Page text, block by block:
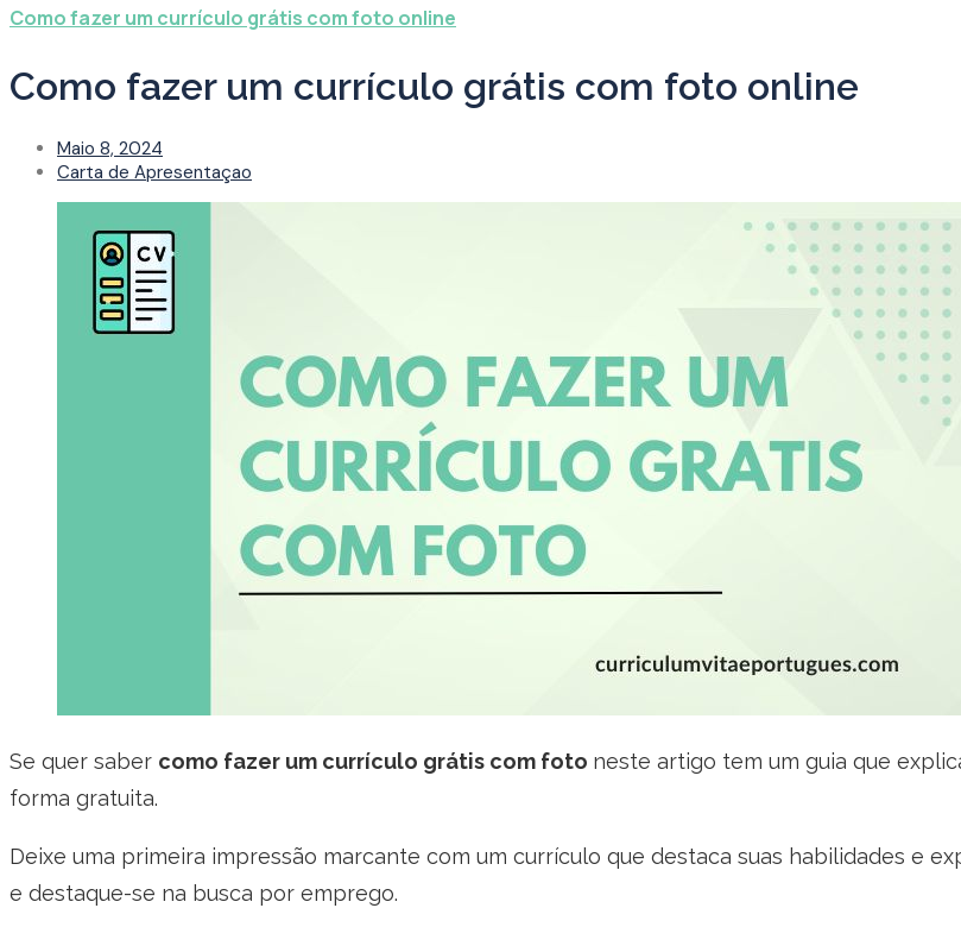
Como fazer um currículo grátis com foto online
Como fazer um currículo grátis com foto online
Maio 8, 2024
Carta de Apresentaçao
Se quer saber como fazer um currículo grátis com foto neste artigo tem um guia que
forma gratuita.
Deixe uma primeira impressão marcante com um currículo que destaca suas habilidades e
e destaque-se na busca por emprego.